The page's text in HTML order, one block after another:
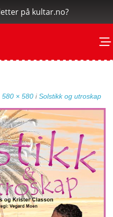
på kultar.no?
580 × 580 iSolstikk og utroskap